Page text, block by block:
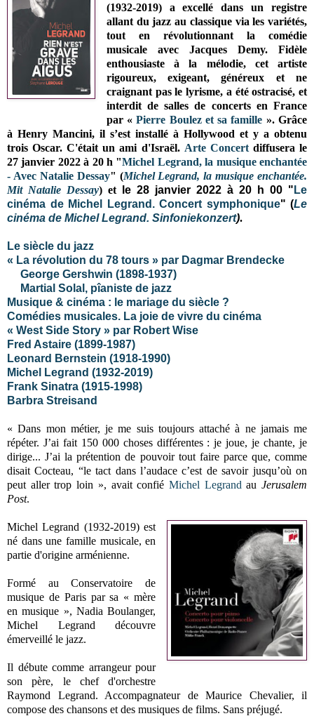
(1932-2019) a excellé dans un registre
allant du jazz au classique via les variétés,
tout en révolutionnant la comédie
musicale avec Jacques Demy. Fidèle
enthousiaste à la mélodie, cet artiste
rigoureux, exigeant, généreux et ne
craignant pas le lyrisme, a été ostracisé, et
interdit de salles de concerts en France
par «Pierre Boulez et sa famille ». Grâce
à Henry Mancini, il s’est installé à Hollywood et y a obtenu
trois Oscar. C'était un ami d'Israël. Arte Concertdiffusera le
27 janvier 2022 à 20 h "Michel Legrand, la musique enchantée
- Avec Natalie Dessay" (Michel Legrand, la musique enchantée.
Mit Natalie Dessay) et le 28 janvier 2022 à 20 h 00 " Le
cinéma de Michel Legrand. Concert symphonique" (Le
cinéma de Michel Legrand. Sinfoniekonzert).
Le siècle du jazz
« La révolution du 78 tours » par Dagmar Brendecke
George Gershwin (1898-1937)
Martial Solal, pîaniste de jazz
Musique & cinéma : le mariage du siècle ?
Comédies musicales. La joie de vivre du cinéma
« West Side Story » par Robert Wise
Fred Astaire (1899-1987)
Leonard Bernstein (1918-1990)
Michel Legrand (1932-2019)
Frank Sinatra (1915-1998)
Barbra Streisand
« Dans mon métier, je me suis toujours attaché à ne jamais me
répéter. J’ai fait 150 000 choses différentes : je joue, je chante, je
dirige... J’ai la prétention de pouvoir tout faire parce que, comme
disait Cocteau, “le tact dans l’audace c’est de savoir jusqu’où on
peut aller trop loin », avait confié Michel Legrand auJerusalem
Post.
Michel Legrand (1932-2019) est
né dans une famille musicale, en
partie d'origine arménienne.
Formé au Conservatoire de
musique de Paris par sa « mère
en musique », Nadia Boulanger,
Michel Legrand découvre
émerveillé le jazz.
Il débute comme arrangeur pour
son père, le chef d'orchestre
Raymond Legrand. Accompagnateur de Maurice Chevalier, il
compose des chansons et des musiques de films. Sans préjugé.